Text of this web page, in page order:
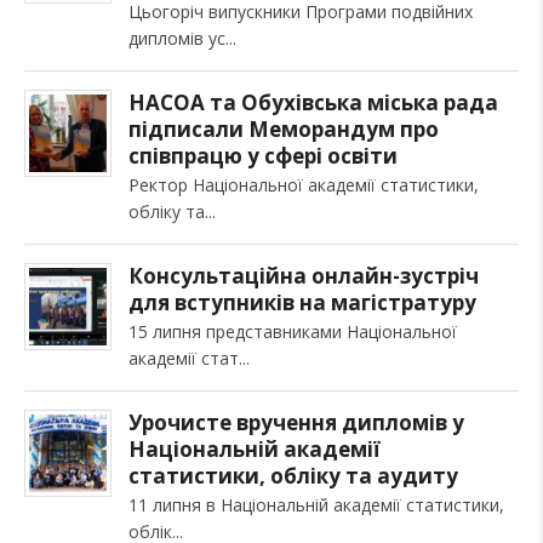
Цьогоріч випускники Програми подвійних
дипломів ус
НАСОА та Обухівська міська рада
підписали Меморандум про
співпрацю у сфері освіти
Ректор Національної академії статистики,
обліку та
Консультаційна онлайн-зустріч
для вступників на магістратуру
15 липня представниками Національної
академії стат
Урочисте вручення дипломів у
Національній академії
статистики, обліку та аудиту
11 липня в Національній академії статистики,
облік